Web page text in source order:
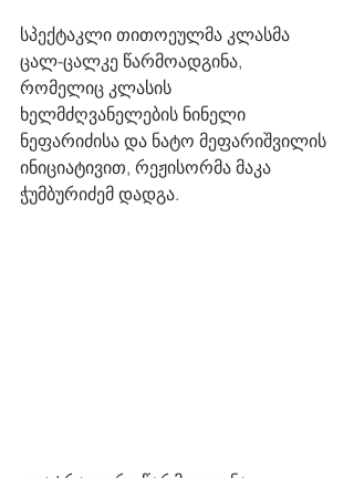
სპექტაკლი თითოეულმა კლასმა
ცალ-ცალკე წარმოადგინა,
რომელიც კლასის
ხელმძღვანელების ნინელი
ნეფარიძისა და ნატო მეფარიშვილის
ინიციატივით, რეჟისორმა მაკა
ჭუმბურიძემ დადგა.